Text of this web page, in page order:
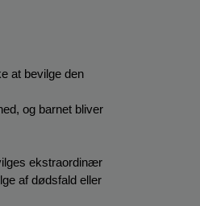
at bevilge den
og barnet bliver
ekstraordinær
af dødsfald eller